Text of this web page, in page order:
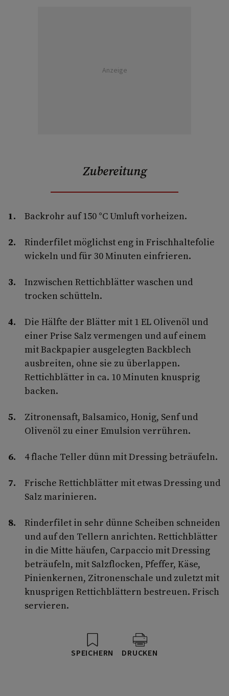
Anzeige
Zubereitung
Backrohr auf 150 °C Umluft vorheizen.
Rinderfilet möglichst eng in Frischhaltefolie
wickeln und für 30 Minuten einfrieren.
Inzwischen Rettichblätter waschen und
trocken schütteln.
Die Hälfte der Blätter mit 1 EL Olivenöl und
einer Prise Salz vermengen und auf einem
mit Backpapier ausgelegten Backblech
ausbreiten, ohne sie zu überlappen.
Rettichblätter in ca. 10 Minuten knusprig
backen.
Zitronensaft, Balsamico, Honig, Senf und
Olivenöl zu einer Emulsion verrühren.
4 flache Teller dünn mit Dressing beträufeln.
Frische Rettichblätter mit etwas Dressing und
Salz marinieren.
Rinderfilet in sehr dünne Scheiben schneiden
und auf den Tellern anrichten. Rettichblätter
in die Mitte häufen, Carpaccio mit Dressing
beträufeln, mit Salzflocken, Pfeffer, Käse,
Pinienkernen, Zitronenschale und zuletzt mit
knusprigen Rettichblättern bestreuen. Frisch
servieren.
SPEICHERN DRUCKEN